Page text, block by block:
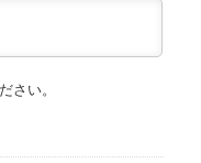
さい。